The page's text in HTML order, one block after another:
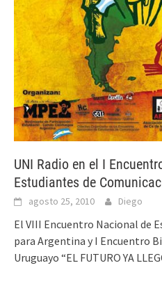
UNI Radio en el I
Estudiantes de
agosto 25, 2010 Diego
El VIII Encuentro Nacional de
para Argentina y I Encuentro
Uruguayo “EL FUTURO YA